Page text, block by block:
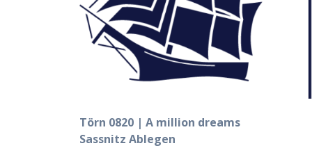
Törn 0820 | A million dreams
Sassnitz Ablegen